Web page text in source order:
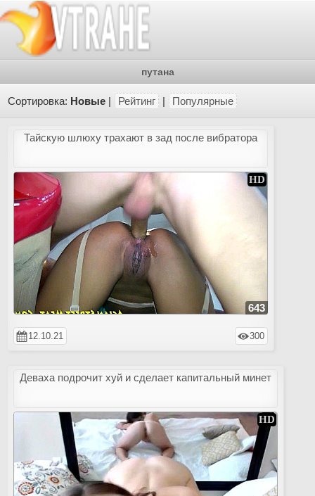
путана
Сортировка: Новые | Рейтинг | Популярные
Тайскую шлюху трахают в зад после вибратора
643
12.10.21 300
Деваха подрочит хуй и сделает капитальный минет